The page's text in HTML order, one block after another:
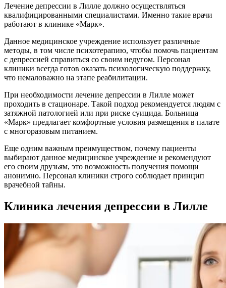
Лечение депрессии в Лилле должно осуществляться
квалифицированными специалистами. Именно такие врачи
работают в клинике «Марк».
Данное медицинское учреждение использует различные
методы, в том числе психотерапию, чтобы помочь пациентам
с депрессией справиться со своим недугом. Персонал
клиники всегда готов оказать психологическую поддержку,
что немаловажно на этапе реабилитации.
При необходимости лечение депрессии в Лилле может
проходить в стационаре. Такой подход рекомендуется людям с
затяжной патологией или при риске суицида. Больница
«Марк» предлагает комфортные условия размещения в палате
с многоразовым питанием.
Еще одним важным преимуществом, почему пациенты
выбирают данное медицинское учреждение и рекомендуют
его своим друзьям, это возможность получения помощи
анонимно. Персонал клиники строго соблюдает принцип
врачебной тайны.
Клиника лечения депрессии в Лилле